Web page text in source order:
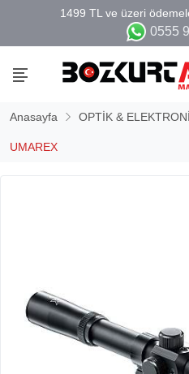
0555
Anasayfa OPTİK &
UMAREX